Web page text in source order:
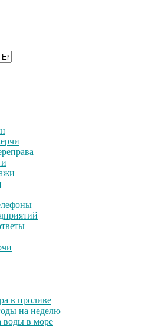
в проливе
на неделю
воды в море